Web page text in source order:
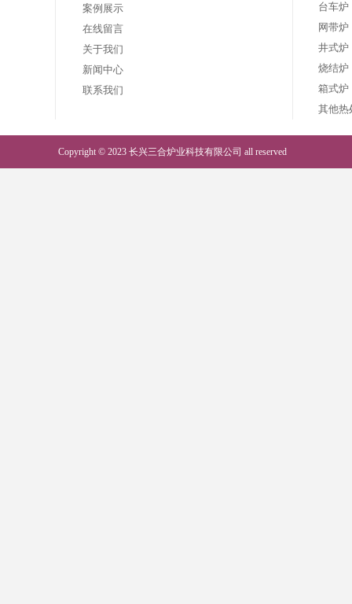
案例展示
在线留言
关于我们
新闻中心
联系我们
台车炉
网带炉
井式炉
烧结炉
箱式炉
其他热
Copyright © 2023 长兴三合炉业科技有限公司 all reserved